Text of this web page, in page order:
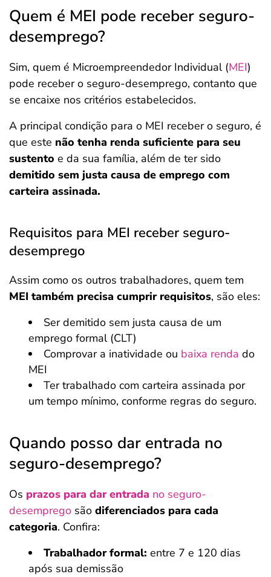
Quem é MEI pode receber seguro-
desemprego?
Sim, quem é Microempreendedor Individual (MEI)
pode receber o seguro-desemprego, contanto que
se encaixe nos critérios estabelecidos.
A principal condição para o MEI receber o seguro, é
que este não tenha renda suficiente para seu
sustento e da sua família, além de ter sido
demitido sem justa causa de emprego com
carteira assinada.
Requisitos para MEI receber seguro-
desemprego
Assim como os outros trabalhadores, quem tem
MEI também precisa cumprir requisitos, são eles:
Ser demitido sem justa causa de um
emprego formal (CLT)
Comprovar a inatividade ou baixa renda do
MEI
Ter trabalhado com carteira assinada por
um tempo mínimo, conforme regras do seguro.
Quando posso dar entrada no
seguro-desemprego?
Os prazos para dar entrada no seguro-
desemprego são diferenciados para cada
categoria. Confira:
Trabalhador formal: entre 7 e 120 dias
após sua demissão